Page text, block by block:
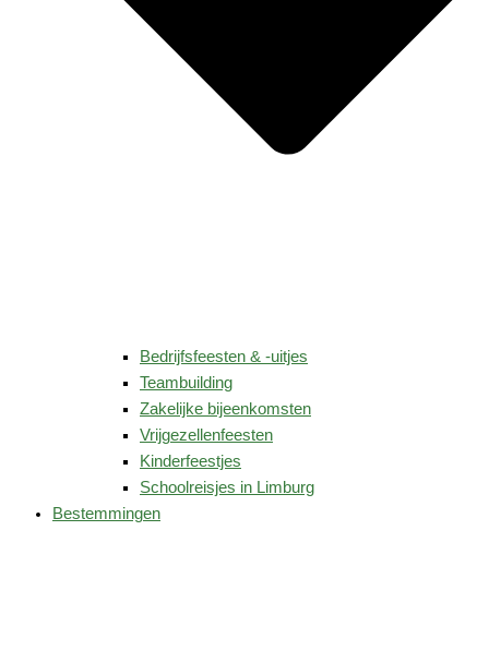
Bedrijfsfeesten & -uitjes
Teambuilding
Zakelijke bijeenkomsten
Vrijgezellenfeesten
Kinderfeestjes
Schoolreisjes in Limburg
Bestemmingen